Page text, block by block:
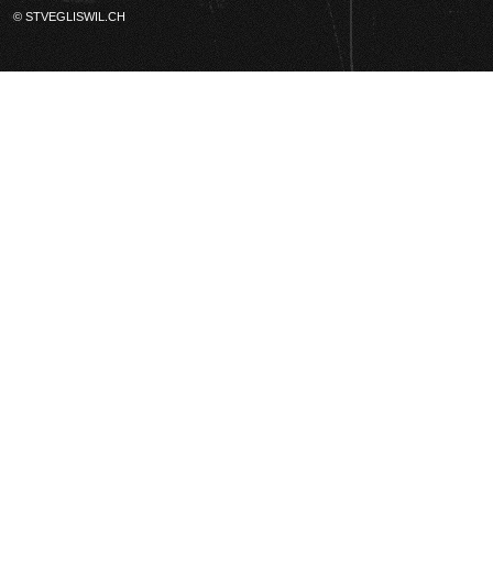
© STVEGLISWIL.CH